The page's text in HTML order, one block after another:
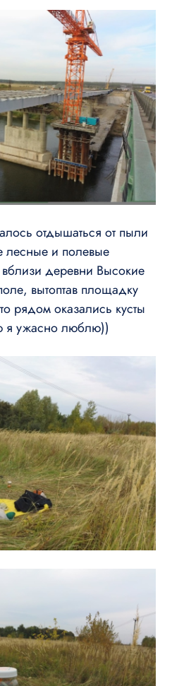
отдышаться от пыли
лесные и полевые
деревни Высокие
вытоптав площадку
рядом оказались кусты
я ужасно люблю))